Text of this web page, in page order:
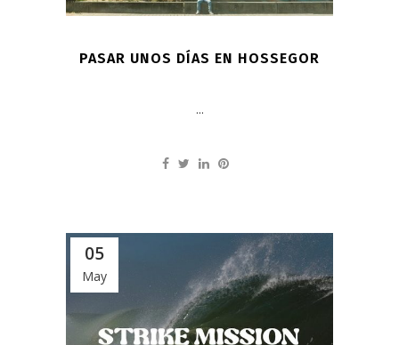
PASAR UNOS DÍAS EN HOSSEGOR
...
05
May